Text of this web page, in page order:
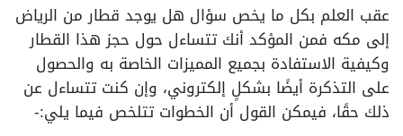
عقب العلم بكل ما يخص سؤال هل يوجد قطار من الرياض
إلى مكه فمن المؤكد أنك تتساءل حول حجز هذا القطار
وكيفية الاستفادة بجميع المميزات الخاصة به والحصول
على التذكرة أيضًا بشكلٍ إلكتروني، وإن كنت تتساءل عن
ذلك حقًا، فيمكن القول أن الخطوات تتلخص فيما يلي:-